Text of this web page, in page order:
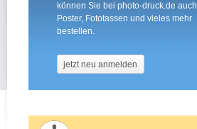
können Sie bei photo-druck.de auch
Poster, Fototassen und vieles mehr
bestellen.
jetzt neu anmelden